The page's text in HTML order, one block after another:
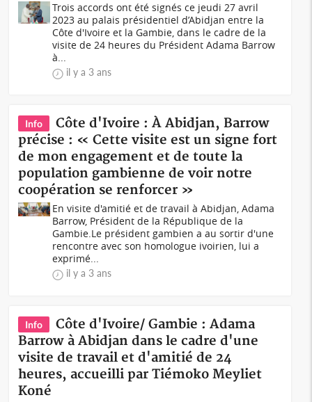
Trois accords ont été signés ce jeudi 27 avril
2023 au palais présidentiel d’Abidjan entre la
Côte d'Ivoire et la Gambie, dans le cadre de la
visite de 24 heures du Président Adama Barrow
à...
il y a 3 ans
Info
Côte d'Ivoire : À Abidjan, Barrow
précise : « Cette visite est un signe fort
de mon engagement et de toute la
population gambienne de voir notre
coopération se renforcer »
En visite d'amitié et de travail à Abidjan, Adama
Barrow, Président de la République de la
Gambie.Le président gambien a au sortir d'une
rencontre avec son homologue ivoirien, lui a
exprimé...
il y a 3 ans
Info
Côte d'Ivoire/ Gambie : Adama
Barrow à Abidjan dans le cadre d'une
visite de travail et d'amitié de 24
heures, accueilli par Tiémoko Meyliet
Koné